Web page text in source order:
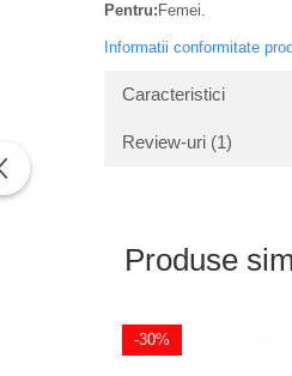
Pentru: Femei.
Informatii conformitate
Caracteristici
Review-uri (1)
Produse
-30%